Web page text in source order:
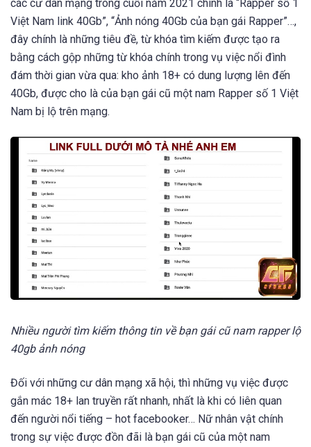
các cư dân mạng trong cuối năm 2021 chính là “Rapper số 1
Việt Nam link 40Gb”, “Ảnh nóng 40Gb của bạn gái Rapper”…,
đây chính là những tiêu đề, từ khóa tìm kiếm được tạo ra
bằng cách gộp những từ khóa chính trong vụ việc nổi đình
đám thời gian vừa qua: kho ảnh 18+ có dung lượng lên đến
40Gb, được cho là của bạn gái cũ một nam Rapper số 1 Việt
Nam bị lộ trên mạng.
Nhiều người tìm kiếm thông tin về bạn gái cũ nam rapper lộ
40gb ảnh nóng
Đối với những cư dân mạng xã hội, thì những vụ việc được
gắn mác 18+ lan truyền rất nhanh, nhất là khi có liên quan
đến người nổi tiếng – hot facebooker… Nữ nhân vật chính
trong sự việc được đồn đãi là bạn gái cũ của một nam